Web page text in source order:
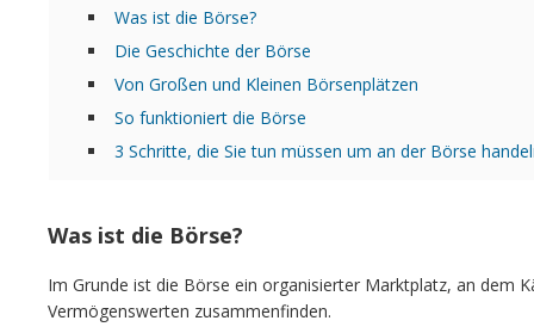
Was ist die Börse?
Die Geschichte der Börse
Von Großen und Kleinen Börsenplätzen
So funktioniert die Börse
3 Schritte, die Sie tun müssen um an der Börse
Was ist die Börse?
Im Grunde ist die Börse ein organisierter Marktplatz, an dem
Vermögenswerten zusammenfinden.